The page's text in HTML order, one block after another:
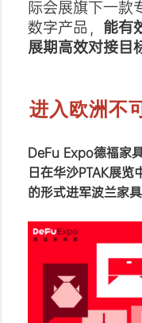
际会展旗下一款
数字产品， 能有
展期高效对接目
进入欧洲不
DeFu Expo德福家
日在华沙PTAK展览
的形式进军波兰家